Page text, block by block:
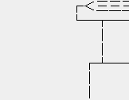
┌＜三三三
｜
｜ ｜ //
｜